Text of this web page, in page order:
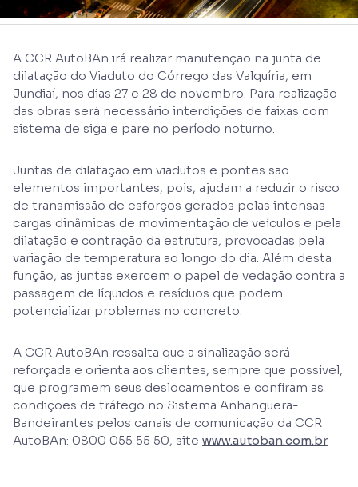
A CCR AutoBAn irá realizar manutenção na junta de
dilatação do Viaduto do Córrego das Valquíria, em
Jundiaí, nos dias 27 e 28 de novembro. Para realização
das obras será necessário interdições de faixas com
sistema de siga e pare no período noturno.
Juntas de dilatação em viadutos e pontes são
elementos importantes, pois, ajudam a reduzir o risco
de transmissão de esforços gerados pelas intensas
cargas dinâmicas de movimentação de veículos e pela
dilatação e contração da estrutura, provocadas pela
variação de temperatura ao longo do dia. Além desta
função, as juntas exercem o papel de vedação contra a
passagem de líquidos e resíduos que podem
potencializar problemas no concreto.
A CCR AutoBAn ressalta que a sinalização será
reforçada e orienta aos clientes, sempre que possível,
que programem seus deslocamentos e confiram as
condições de tráfego no Sistema Anhanguera-
Bandeirantes pelos canais de comunicação da CCR
AutoBAn: 0800 055 55 50, site www.autoban.com.br